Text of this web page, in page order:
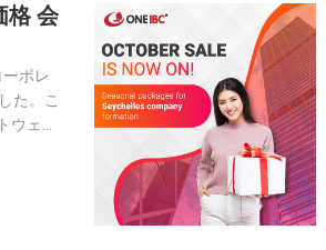
格 会
ポレ
た。こ
ェア